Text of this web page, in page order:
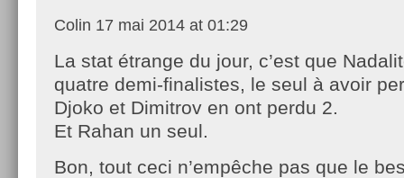
Colin 17 mai 2014 at 01:29
La stat étrange du jour, c’est que
quatre demi-finalistes, le seul à avoir
Djoko et Dimitrov en ont perdu 2.
Et Rahan un seul.
Bon, tout ceci n’empêche pas que le